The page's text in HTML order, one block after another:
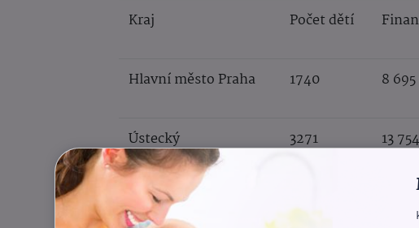
Kraj Počet dětí
Hlavní město Praha 1740 8
Ústecký 3271 13
Olomoucký